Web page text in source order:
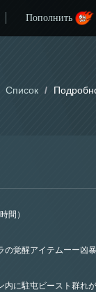
Пополнить
Список /
間）
の覚醒アイテムーー凶
内に駐屯ビースト群れ